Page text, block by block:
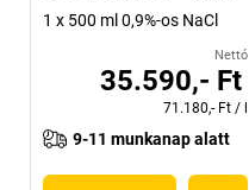
1 x 500 ml 0,9%-os NaCl
Nettó
35.590,- Ft
71.180,- Ft /
9-11 munkanap alatt